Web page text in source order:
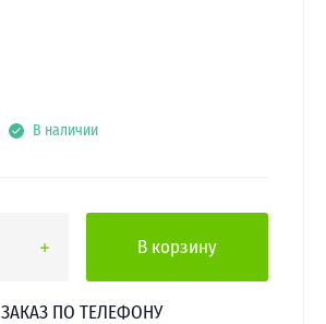
В наличии
В корзину
ЗАКАЗ ПО ТЕЛЕФОНУ